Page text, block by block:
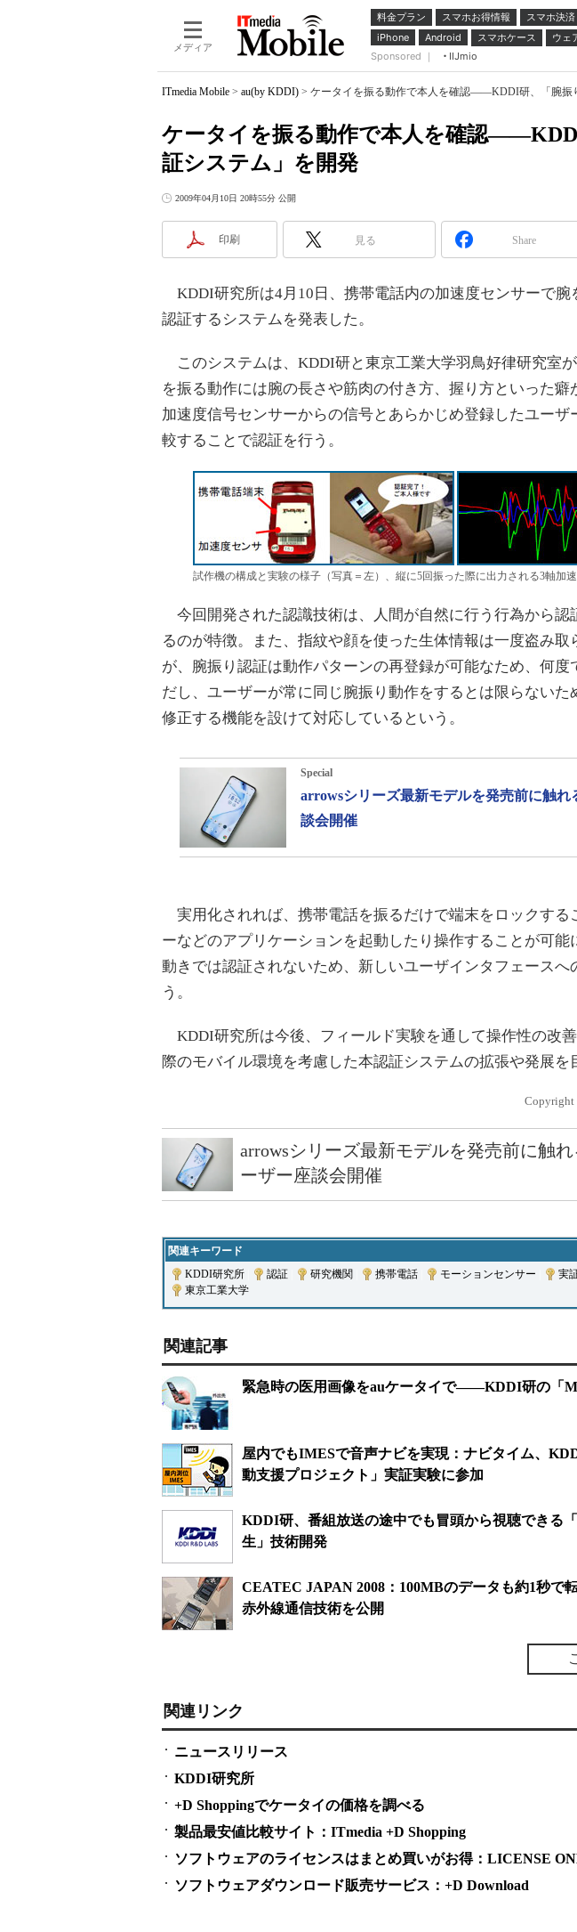
メディア
料金プラン スマホお得情報 スマホ決済
iPhone
Android スマホケース ウェ
Sponsored ｜
IIJmio
ITmedia Mobile > au(by KDDI) > ケータイを振る動作で本人を確認――KDDI研、「腕振
ケータイを振る動作で本人を確認
証システム」を開発
2009年04月10日 20時55分 公開
印刷 見る Share
KDDI研究所は4月10日、携帯電話内の加速度センサーで腕
認証するシステムを発表した。
このシステムは、KDDI研と東京工業大学羽鳥好律研究室
を振る動作には腕の長さや筋肉の付き方、握り方といった癖
加速度信号センサーからの信号とあらかじめ登録したユーザ
較することで認証を行う。
試作機の構成と実験の様子（写真＝左）、縦に5回振った際に出力される3軸加速
今回開発された認識技術は、人間が自然に行う行為から認
るのが特徴。また、指紋や顔を使った生体情報は一度盗み取
が、腕振り認証は動作パターンの再登録が可能なため、何度
だし、ユーザーが常に同じ腕振り動作をするとは限らない
修正する機能を設けて対応しているという。
Special
arrowsシリーズ最新モデルを発売前に触れ
談会開催
実用化されれば、携帯電話を振るだけで端末をロックする
ーなどのアプリケーションを起動したり操作することが可
動きでは認証されないため、新しいユーザインタフェースへ
う。
KDDI研究所は今後、フィールド実験を通して操作性の改
際のモバイル環境を考慮した本認証システムの拡張や発展を
Copyright
arrowsシリーズ最新モデルを発売前に触
ーザー座談会開催
関連キーワード
KDDI研究所
認証 研究機関 携帯電話 モーションセンサー 実
東京工業大学
関連記事
緊急時の医用画像をauケータイで――KDDI研の「
屋内でもIMESで音声ナビを実現：ナビタイム、
動支援プロジェクト」実証実験に参加
KDDI研、番組放送の途中でも冒頭から視聴できる
生」技術開発
CEATEC JAPAN 2008：100MBのデータも約1秒
赤外線通信技術を公開
関連リンク
ニュースリリース
KDDI研究所
+D Shoppingでケータイの価格を調べる
製品最安値比較サイト：ITmedia +D Shopping
ソフトウェアのライセンスはまとめ買いがお得：LICENSE
ソフトウェアダウンロード販売サービス：+D Download